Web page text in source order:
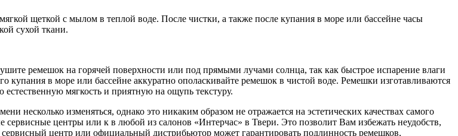
щеткой с мылом в теплой воде. После чистки, а также после купания в море или бассейне часы
сухой ткани.
ремешок на горячей поверхности или под прямыми лучами солнца, так как быстрое испарение влаги
в море или бассейне аккуратно ополаскивайте ремешок в чистой воде. Ремешки изготавливаются
мягкость и приятную на ощупь текстуру.
несколько изменяться, однако это никаким образом не отражается на эстетических качествах самого
центры или к в любой из салонов «Интерчас» в Твери. Это позволит Вам избежать неудобств,
центр или официальный дистрибьютор может гарантировать подлинность ремешков,